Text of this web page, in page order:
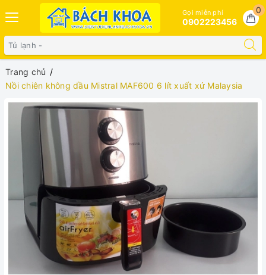
0
Gọi miễn phí
0902223456
Trang chủ
Nồi chiên không dầu Mistral MAF600 6 lít xuất xứ Malaysia